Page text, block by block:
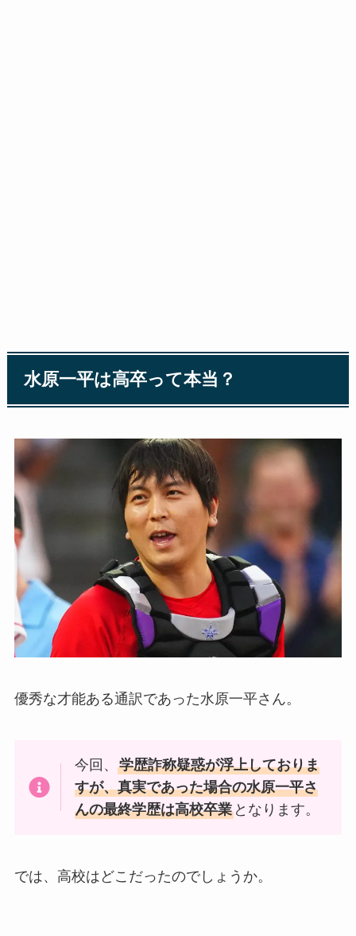
水原一平は高卒って本当？
優秀な才能ある通訳であった水原一平さん。
今回、学歴詐称疑惑が浮上しておりま
すが、真実であった場合の水原一平さ
んの最終学歴は高校卒業 となります。
では、高校はどこだったのでしょうか。